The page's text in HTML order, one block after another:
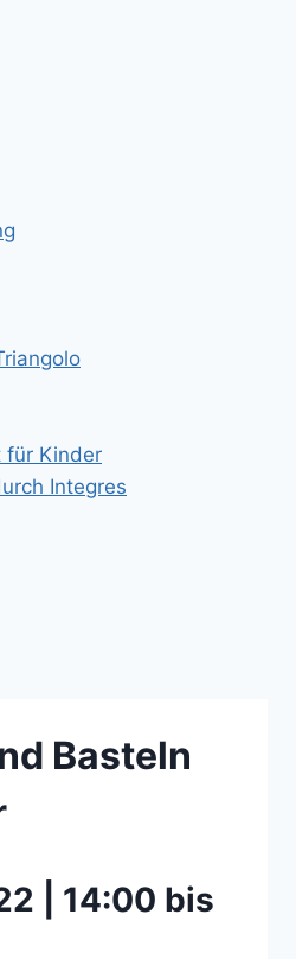
für Kinder
Integres
Basteln
| 14:00 bis